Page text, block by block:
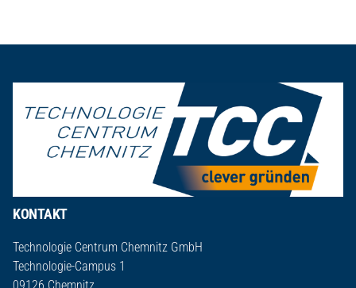
KONTAKT
Technologie Centrum Chemnitz GmbH
Technologie-Campus 1